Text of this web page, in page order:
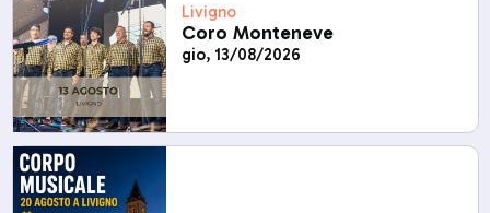
Livigno
Coro Monteneve
gio, 13/08/2026